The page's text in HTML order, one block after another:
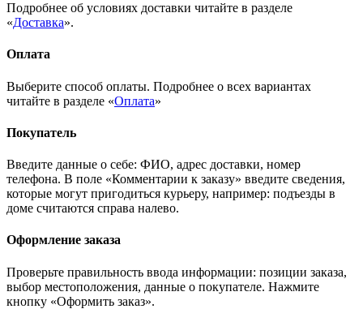
Подробнее об условиях доставки читайте в разделе
«Доставка».
Оплата
Выберите способ оплаты. Подробнее о всех вариантах
читайте в разделе «Оплата»
Покупатель
Введите данные о себе: ФИО, адрес доставки, номер
телефона. В поле «Комментарии к заказу» введите сведения,
которые могут пригодиться курьеру, например: подъезды в
доме считаются справа налево.
Оформление заказа
Проверьте правильность ввода информации: позиции заказа,
выбор местоположения, данные о покупателе. Нажмите
кнопку «Оформить заказ».